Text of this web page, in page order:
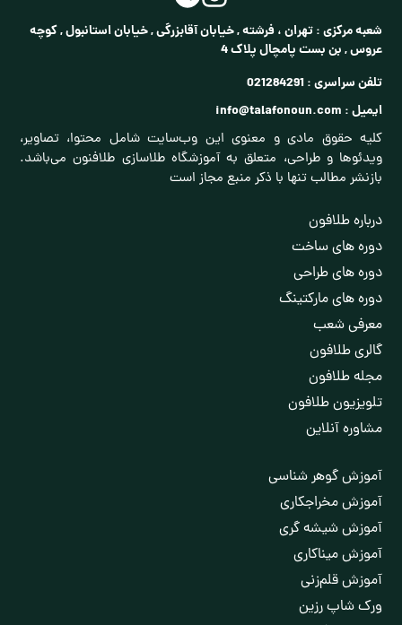
شعبه مرکزی :تهران ، فرشته , خیابان آقابزرگی , خیابان استانبول , کوچه
عروس , بن بست پامچال پلاک 4
تلفن سراسری :021284291
ایمیل : info@talafonoun.com
کلیه حقوق مادی و معنوی این وب‌سایت شامل محتوا، تصاویر،
ویدئوها و طراحی، متعلق به آموزشگاه طلاسازی طلافنون می‌باشد.
بازنشر مطالب تنها با ذکر منبع مجاز است
درباره طلافون
دوره های ساخت
دوره های طراحی
دوره های مارکتینگ
معرفی شعب
گالری طلافون
مجله طلافون
تلویزیون طلافون
مشاوره آنلاین
آموزش گوهر شناسی
آموزش مخراجکاری
آموزش شیشه گری
آموزش مینا‌کاری
آموزش قلم‌زنی
ورک شاپ رزین